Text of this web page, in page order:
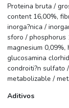
Proteina bruta /
content 16,00%,
inorga?nica /
sforo / phosphorus
magnesium
glucosamina
condroiti?n sulfato
metabolizable /
Aditivos